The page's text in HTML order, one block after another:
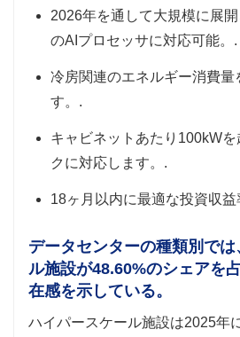
2026年を通して大規模に展
のAIプロセッサに対応可能。.
冷房関連のエネルギー消費量
す。.
キャビネットあたり100kW
クに対応します。.
18ヶ月以内に最適な投資収
データセンターの種類別で
ル施設が48.60%のシェアを
在感を示している。
ハイパースケール施設は2025年